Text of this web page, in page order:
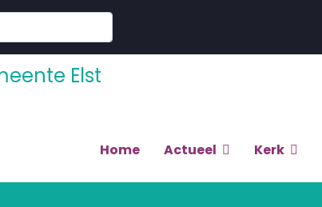
Home Actueel Kerk